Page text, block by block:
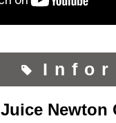
Juice Newton